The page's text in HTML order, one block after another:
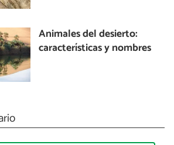
Animales del desierto:
características y nombres